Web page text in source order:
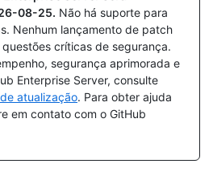
08-25. Não há suporte para
Nenhum lançamento de patch
críticas de segurança.
segurança aprimorada e
Enterprise Server, consulte
atualização. Para obter ajuda
em contato com o GitHub